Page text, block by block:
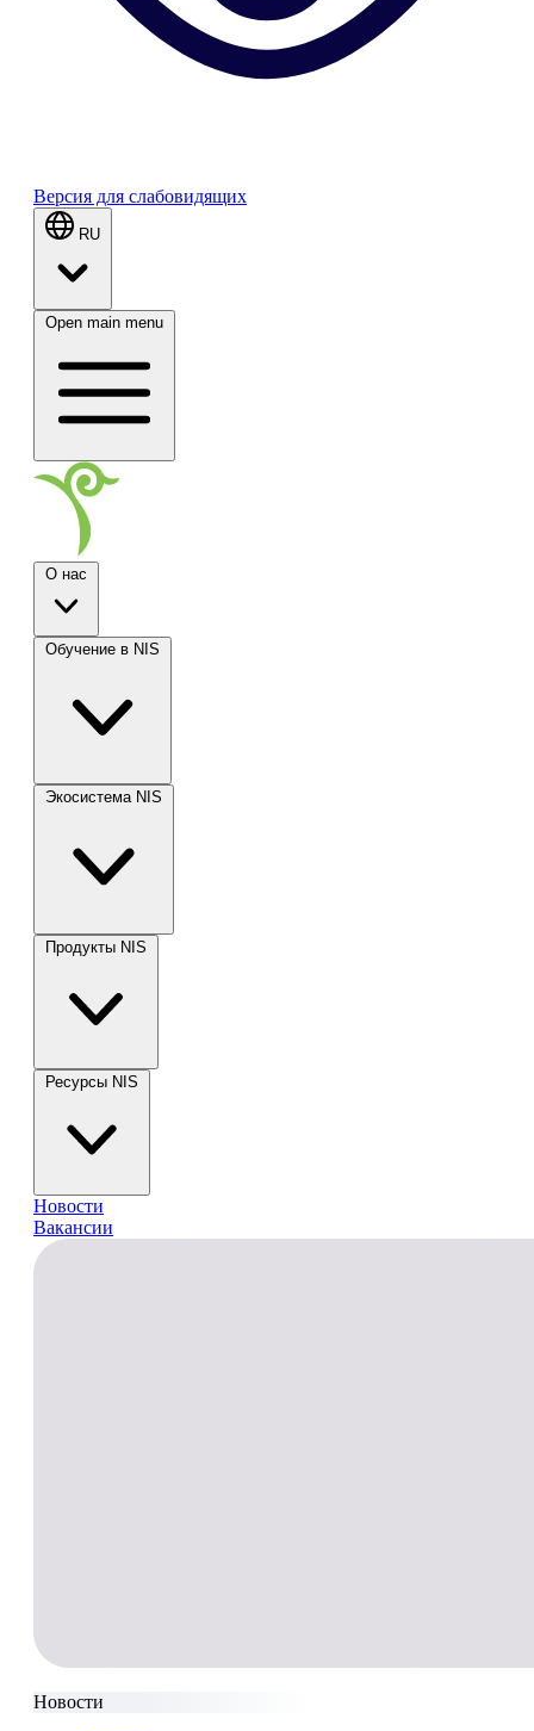
Версия для слабовидящих
RU
Open main menu
О нас
Обучение в NIS
Экосистема NIS
Продукты NIS
Ресурсы NIS
Новости
Вакансии
Новости